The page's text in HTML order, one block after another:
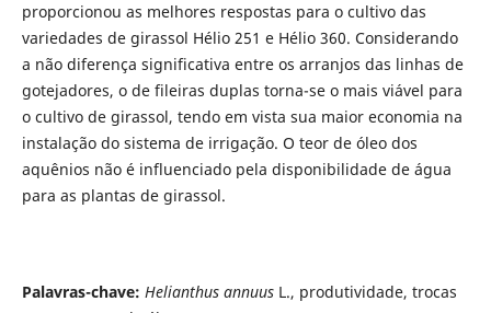
proporcionou as melhores respostas para o cultivo das
variedades de girassol Hélio 251 e Hélio 360. Considerando
a não diferença significativa entre os arranjos das linhas de
gotejadores, o de fileiras duplas torna-se o mais viável para
o cultivo de girassol, tendo em vista sua maior economia na
instalação do sistema de irrigação. O teor de óleo dos
aquênios não é influenciado pela disponibilidade de água
para as plantas de girassol.
Palavras-chave: Helianthus annuus L., produtividade, trocas